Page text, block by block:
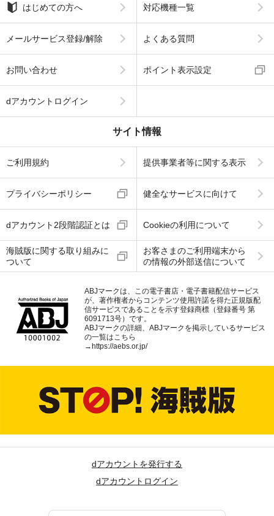
はじめての方へ 対応機種一覧
メールサービス登録/解除 よくある質問
お問い合わせ ポイント表示設定
dアカウントログイン
サイト情報
ご利用規約 提供事業者等に関する表示
プライバシーポリシー 健全なサービスに向けて
dアカウント2段階認証とは Cookieの利用について
海賊版に関する取り組みに
ついて
お客さまのご利用端末から
の情報の外部送信について
ABJマークは、この電子書店・電子書籍配信サービス
が、著作権者からコンテンツ使用許諾を得た正規版配
信サービスであることを示す登録商標（登録番号 第
6091713号）です。
ABJマークの詳細、ABJマークを掲示しているサービス
の一覧はこちら
→ https://aebs.or.jp/
dアカウントを発行する
dアカウントログイン